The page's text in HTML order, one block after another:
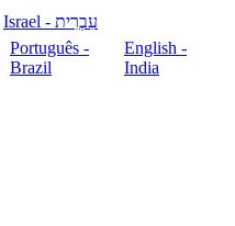
עִבְרִית - Israel
Português -
Brazil
English -
India